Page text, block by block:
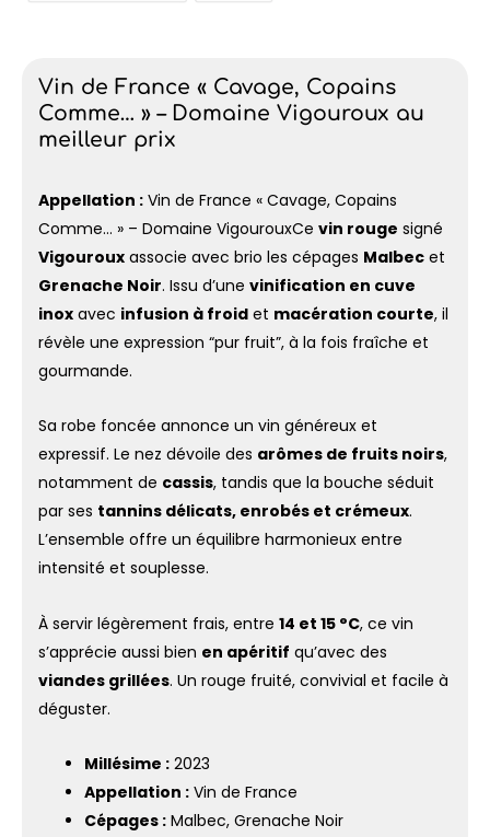
Vin de France « Cavage, Copains
Comme… » – Domaine Vigouroux au
meilleur prix
Appellation : Vin de France « Cavage, Copains
Comme… » – Domaine VigourouxCe vin rouge signé
Vigouroux associe avec brio les cépages Malbec et
Grenache Noir. Issu d’une vinification en cuve
inox avec infusion à froid et macération courte, il
révèle une expression “pur fruit”, à la fois fraîche et
gourmande.
Sa robe foncée annonce un vin généreux et
expressif. Le nez dévoile des arômes de fruits noirs,
notamment de cassis, tandis que la bouche séduit
par ses tannins délicats, enrobés et crémeux.
L’ensemble offre un équilibre harmonieux entre
intensité et souplesse.
À servir légèrement frais, entre 14 et 15 °C, ce vin
s’apprécie aussi bien en apéritif qu’avec des
viandes grillées. Un rouge fruité, convivial et facile à
déguster.
Millésime : 2023
Appellation : Vin de France
Cépages : Malbec, Grenache Noir